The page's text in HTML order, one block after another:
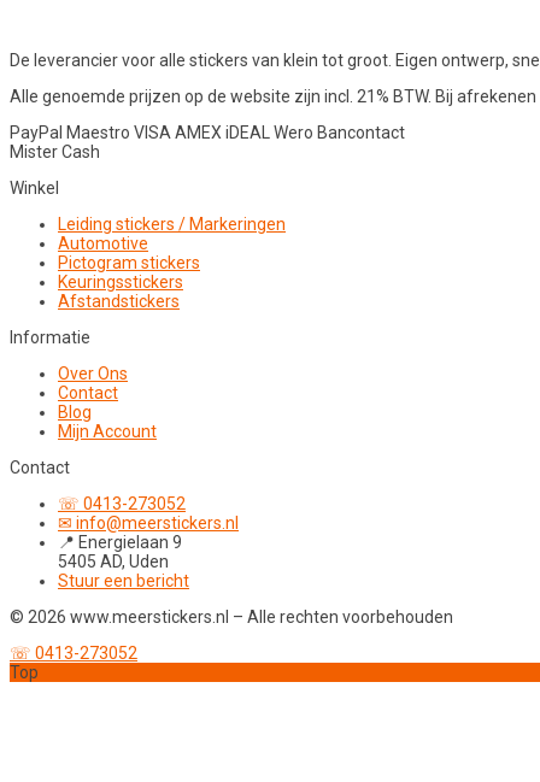
De leverancier voor alle stickers van klein tot groot. Eigen ontwerp,
Alle genoemde prijzen op de website zijn incl. 21% BTW. Bij
PayPal Maestro VISAAMEXiDEALWero Bancontact
Mister Cash
Winkel
Leiding stickers / Markeringen
Automotive
Pictogram stickers
Keuringsstickers
Afstandstickers
Informatie
Over Ons
Contact
Blog
Mijn Account
Contact
☏ 0413-273052
✉ info@meerstickers.nl
📍 Energielaan 9
5405 AD, Uden
Stuur een bericht
© 2026 www.meerstickers.nl – Alle rechten voorbehouden
☏ 0413-273052
Top